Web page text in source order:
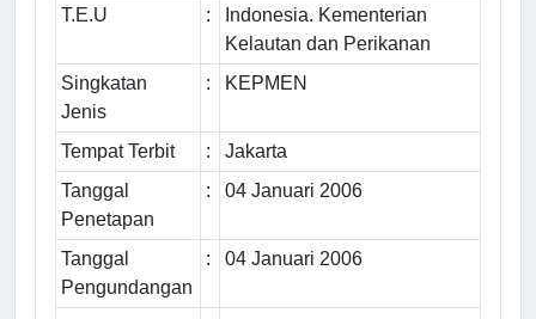
T.E.U
:
Indonesia. Kementerian
Kelautan dan Perikanan
Singkatan
Jenis
: KEPMEN
Tempat Terbit :
Jakarta
Tanggal
Penetapan
: 04 Januari 2006
Tanggal
Pengundangan
: 04 Januari 2006